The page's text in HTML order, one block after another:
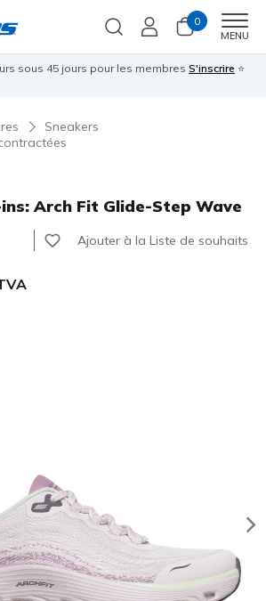
0
MENU
sous 45 jours pour les membres S'inscrire ⭐
Sneakers
Arch Fit Glide-Step Wave
5 Ajouter à la Liste de souhaits